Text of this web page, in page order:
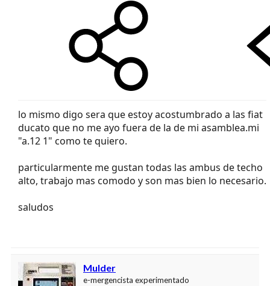
lo mismo digo sera que estoy acostumbrado a las fiat
ducato que no me ayo fuera de la de mi asamblea.mi
"a.12 1" como te quiero.
particularmente me gustan todas las ambus de techo
alto, trabajo mas comodo y son mas bien lo necesario.
saludos
Mulder
e-mergencista experimentado